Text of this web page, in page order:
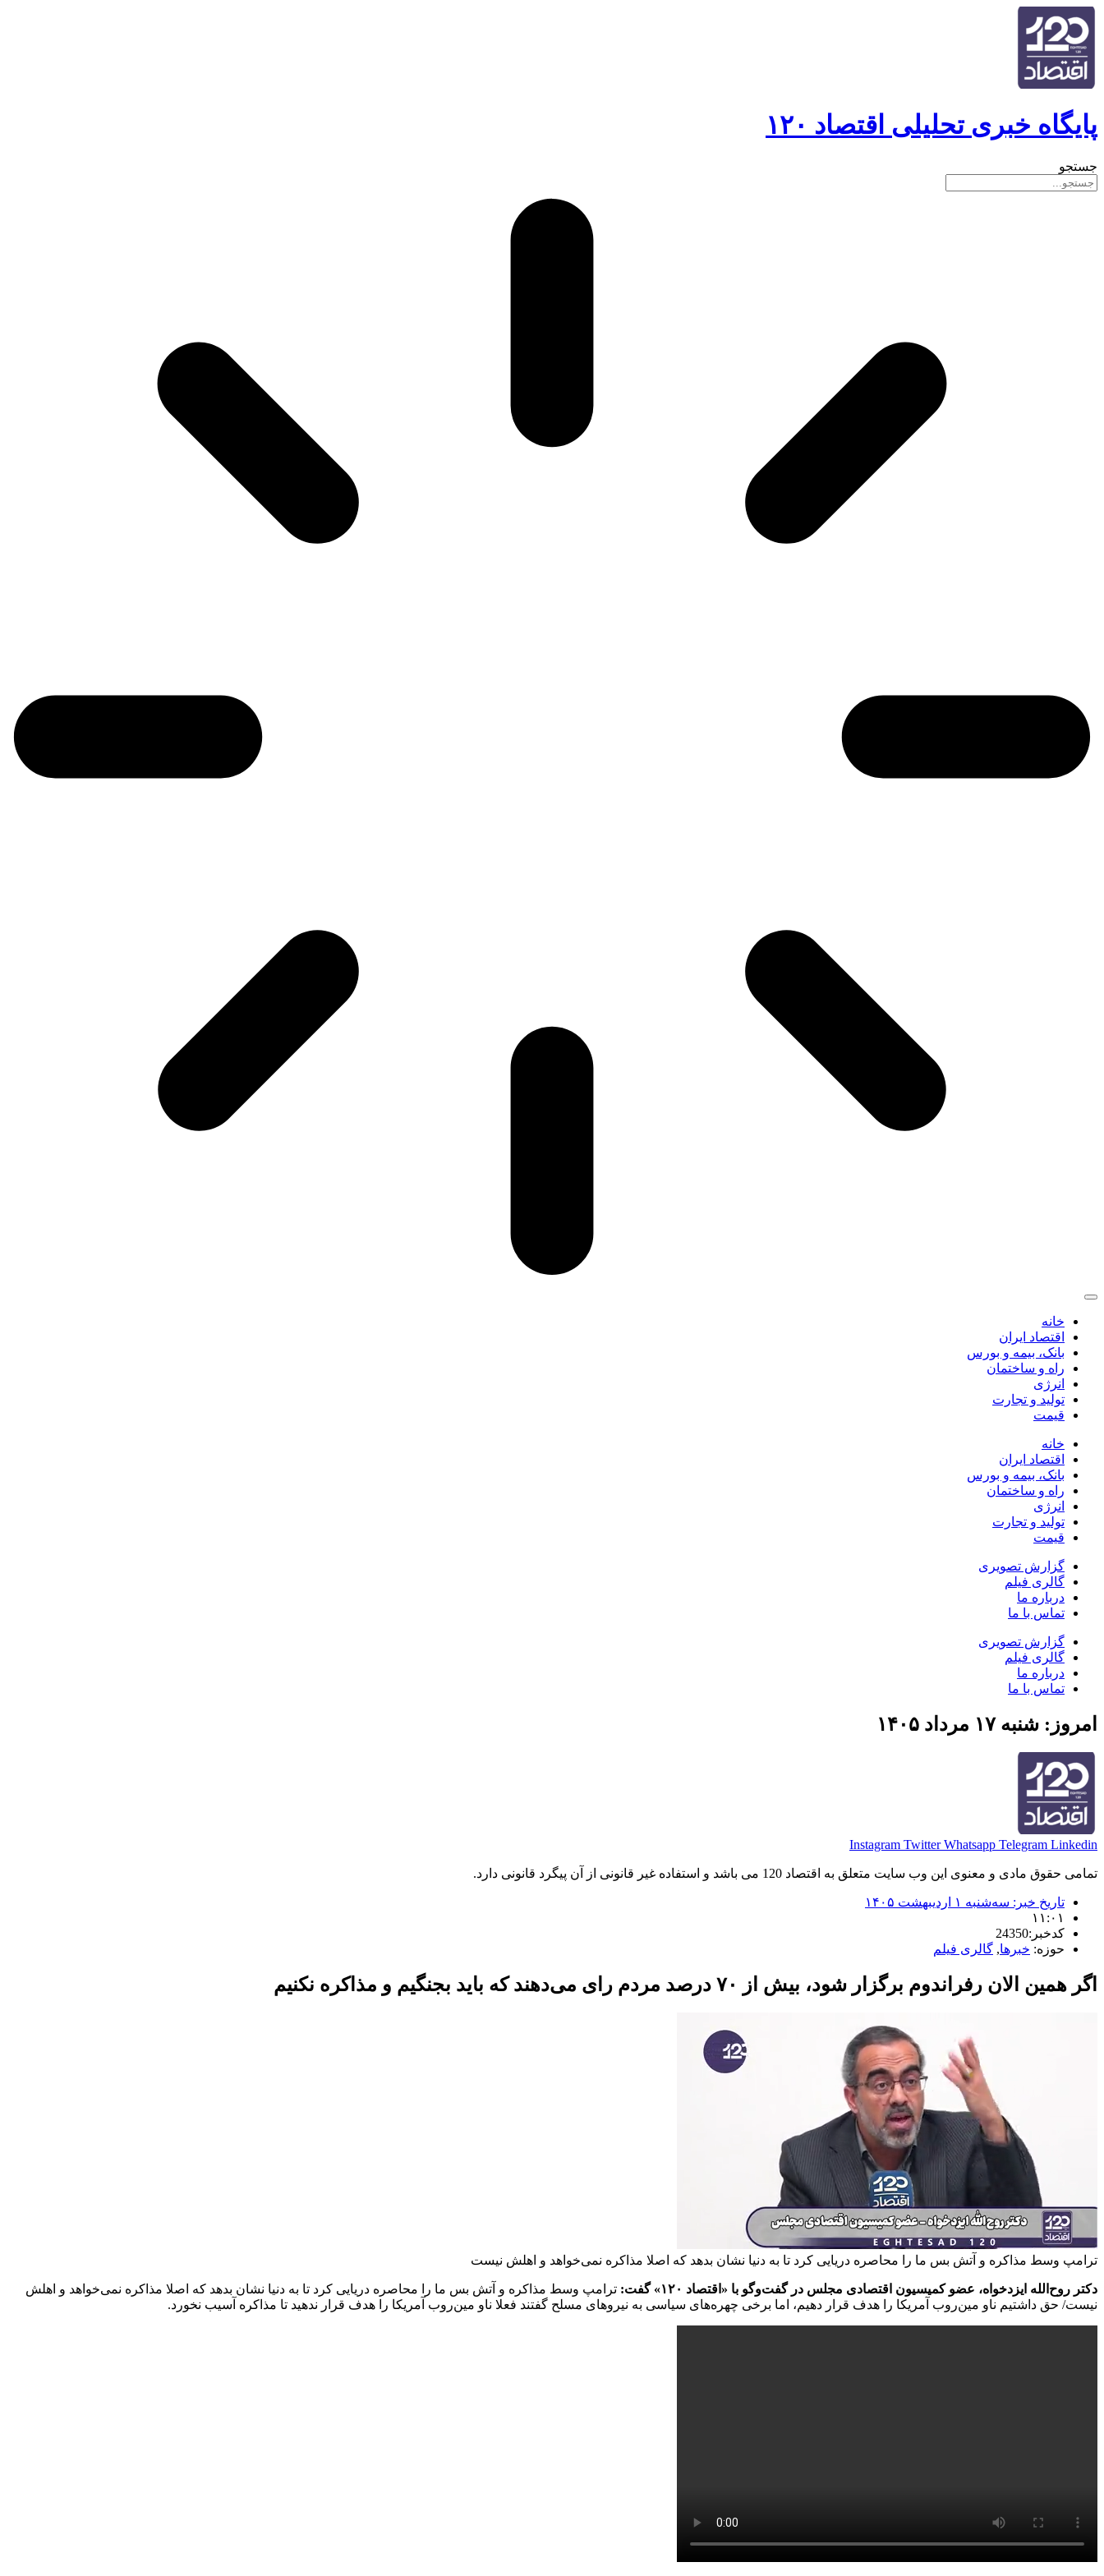
پایگاه خبری تحلیلی اقتصاد ۱۲۰
جستجو
خانه
اقتصاد ایران
بانک، بیمه و بورس
راه و ساختمان
انرژی
تولید و تجارت
قیمت
خانه
اقتصاد ایران
بانک، بیمه و بورس
راه و ساختمان
انرژی
تولید و تجارت
قیمت
گزارش تصویری
گالری فیلم
درباره ما
تماس با ما
گزارش تصویری
گالری فیلم
درباره ما
تماس با ما
امروز: شنبه ۱۷ مرداد ۱۴۰۵
Instagram Twitter Whatsapp Telegram Linkedin
تمامی حقوق مادی و معنوی این وب سایت متعلق به اقتصاد 120 می باشد و استفاده غیر قانونی از آن پیگرد قانونی دارد.
تاریخ خبر: سه‌شنبه ۱ اردیبهشت ۱۴۰۵
۱۱:۰۱
کدخبر:24350
حوزه: خبرها, گالری فیلم
اگر همین الان رفراندوم برگزار شود، بیش از ۷۰ درصد مردم رای می‌دهند که باید بجنگیم و مذاکره نکنیم
ترامپ وسط مذاکره و آتش بس ما را محاصره دریایی کرد تا به دنیا نشان بدهد که اصلا مذاکره نمی‌خواهد و اهلش نیست
دکتر روح‌الله ایزدخواه، عضو کمیسیون اقتصادی مجلس در گفت‌وگو با «اقتصاد ۱۲۰» گفت:
ترامپ وسط مذاکره و آتش بس ما را محاصره دریایی کرد تا به دنیا نشان بدهد که اصلا مذاکره نمی‌خواهد و اهلش
نیست/ حق داشتیم ناو مین‌روب آمریکا را هدف قرار دهیم، اما برخی چهره‌های سیاسی به نیروهای مسلح گفتند فعلا ناو مین‌روب آمریکا را هدف قرار ندهید تا مذاکره آسیب نخورد.